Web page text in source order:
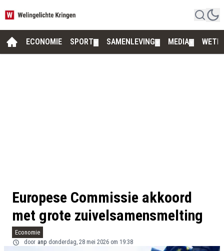
ECONOMIE SPORT SAMENLEVING MEDIA
Europese Commissie akkoord
met grote zuivelsamensmelting
Economie
door anp donderdag, 28 mei 2026 om 19:38